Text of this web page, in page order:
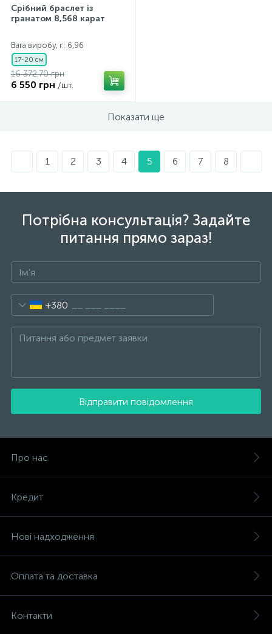
Срібний браслет із
гранатом 8,568 карат
Вага виробу, г.: 6,96
17-20 см
16 372.70 грн
6 550 грн /шт.
Показати ще
1 2 3 4 5 6 7 8
Потрібна консультація? Задайте
питання прямо зараз!
+380
Відправити повідомлення
Про нас
Кредит
Нові надходження
Оплата та доставка
Контакти